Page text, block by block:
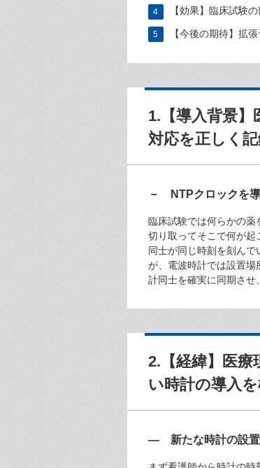
4 【効果】臨床試験
5 【今後の期待】拡
1.【導入背景
対応を正しく
－ NTPクロックを導
臨床試験では何らかの薬
切り取ってそこで何が
同士が同じ時刻を刻ん
が、電波時計では設置
計同士を確実に同期させ
2.【経緯】医
い時計の導入
— 新たな時計の設置